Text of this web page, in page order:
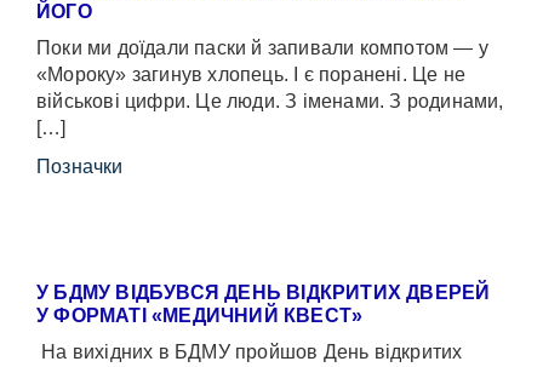
ЙОГО
Поки ми доїдали паски й запивали компотом — у
«Мороку» загинув хлопець. І є поранені. Це не
військові цифри. Це люди. З іменами. З родинами,
[…]
Позначки
У БДМУ ВІДБУВСЯ ДЕНЬ ВІДКРИТИХ ДВЕРЕЙ
У ФОРМАТІ «МЕДИЧНИЙ КВЕСТ»
На вихідних в БДМУ пройшов День відкритих